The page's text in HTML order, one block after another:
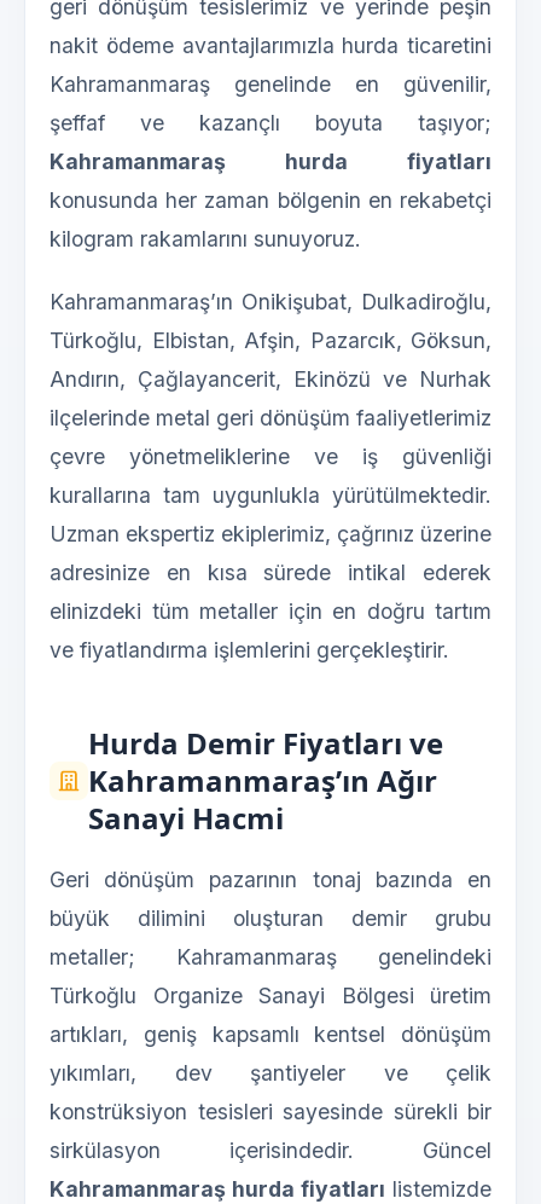
geri dönüşüm tesislerimiz ve yerinde peşin
nakit ödeme avantajlarımızla hurda ticaretini
Kahramanmaraş genelinde en güvenilir,
şeffaf ve kazançlı boyuta taşıyor;
Kahramanmaraş hurda fiyatları
konusunda her zaman bölgenin en rekabetçi
kilogram rakamlarını sunuyoruz.
Kahramanmaraş’ın Onikişubat, Dulkadiroğlu,
Türkoğlu, Elbistan, Afşin, Pazarcık, Göksun,
Andırın, Çağlayancerit, Ekinözü ve Nurhak
ilçelerinde metal geri dönüşüm faaliyetlerimiz
çevre yönetmeliklerine ve iş güvenliği
kurallarına tam uygunlukla yürütülmektedir.
Uzman ekspertiz ekiplerimiz, çağrınız üzerine
adresinize en kısa sürede intikal ederek
elinizdeki tüm metaller için en doğru tartım
ve fiyatlandırma işlemlerini gerçekleştirir.
Hurda Demir Fiyatları ve
Kahramanmaraş’ın Ağır
Sanayi Hacmi
Geri dönüşüm pazarının tonaj bazında en
büyük dilimini oluşturan demir grubu
metaller; Kahramanmaraş genelindeki
Türkoğlu Organize Sanayi Bölgesi üretim
artıkları, geniş kapsamlı kentsel dönüşüm
yıkımları, dev şantiyeler ve çelik
konstrüksiyon tesisleri sayesinde sürekli bir
sirkülasyon içerisindedir. Güncel
Kahramanmaraş hurda fiyatları listemizde